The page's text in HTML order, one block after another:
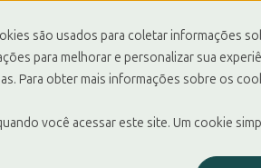
são usados para coletar informações
para melhorar e personalizar sua
Para obter mais informações sobre os
você acessar este site. Um cookie